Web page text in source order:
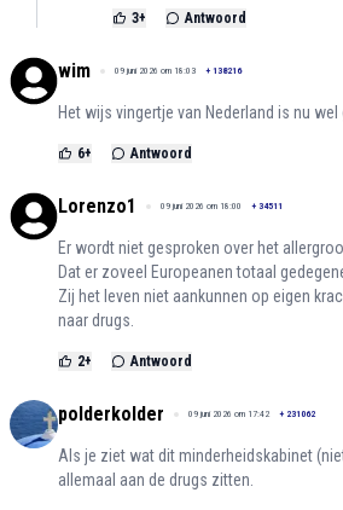
3+ Antwoord
wim 09 juni 2026 om 18:03 + 138216
Het wijs vingertje van Nederland is nu wel
6+ Antwoord
Lorenzo1 09 juni 2026 om 18:00 + 34511
Er wordt niet gesproken over het
Dat er zoveel Europeanen totaal
Zij het leven niet aankunnen op eigen
naar drugs.
2+ Antwoord
polderkolder 09 juni 2026 om 17:42 + 231062
Als je ziet wat dit minderheidskabinet
allemaal aan de drugs zitten.